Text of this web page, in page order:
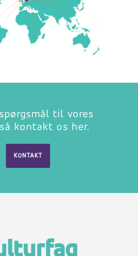
til vores
kontakt os her.
KONTAKT